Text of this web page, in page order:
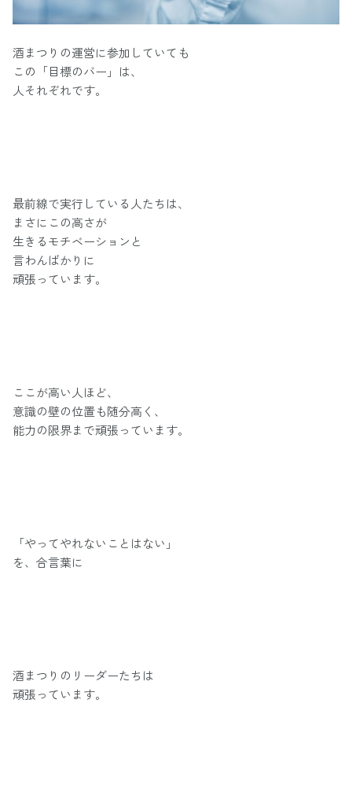
酒まつりの運営に参加していても
この「目標のバー」は、
人それぞれです。
最前線で実行している人たちは、
まさにこの高さが
生きるモチベーションと
言わんばかりに
頑張っています。
ここが高い人ほど、
意識の壁の位置も随分高く、
能力の限界まで頑張っています。
「やってやれないことはない」
を、合言葉に
酒まつりのリーダーたちは
頑張っています。